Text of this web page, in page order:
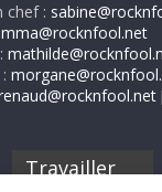
chef :
:
:
Travailler